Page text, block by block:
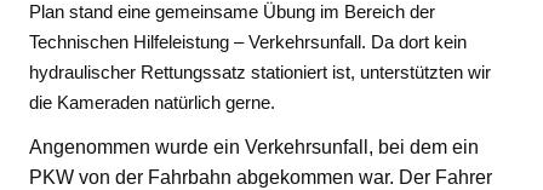
Plan stand eine gemeinsame Übung im Bereich der
Technischen Hilfeleistung – Verkehrsunfall. Da dort kein
hydraulischer Rettungssatz stationiert ist, unterstützten wir
die Kameraden natürlich gerne.
Angenommen wurde ein Verkehrsunfall, bei dem ein
PKW von der Fahrbahn abgekommen war. Der Fahrer